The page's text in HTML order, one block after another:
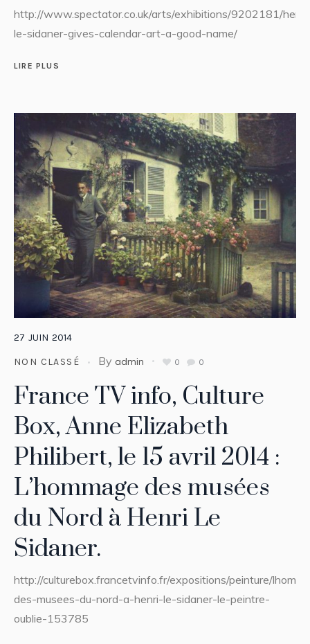
http://www.spectator.co.uk/arts/exhibitions/9202181/
le-sidaner-gives-calendar-art-a-good-name/
LIRE PLUS
27 JUIN 2014
NON CLASSÉ By admin 0 0
France TV info, Culture
Box, Anne Elizabeth
Philibert, le 15 avril 2014 :
L’hommage des musées
du Nord à Henri Le
Sidaner.
http://culturebox.francetvinfo.fr/expositions/peinture/
des-musees-du-nord-a-henri-le-sidaner-le-peintre-
oublie-153785